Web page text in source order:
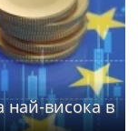
най-висока в